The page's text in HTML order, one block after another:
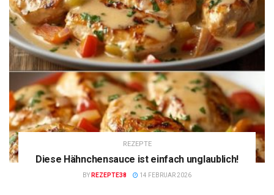
REZEPTE
Diese Hähnchensauce ist einfach unglaublich!
BY REZEPTE38 14 FEBRUAR 2026